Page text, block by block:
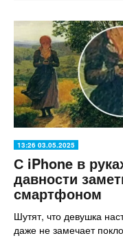
13:26 03.05.2025
С iPhone в
давности
смартфоном
Шутят, что девушка
даже не замечает